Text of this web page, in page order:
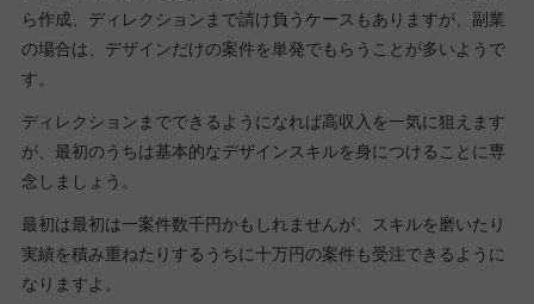
ら作成、ディレクションまで請け負うケースもありますが、副業
の場合は、デザインだけの案件を単発でもらうことが多いようで
す。
ディレクションまでできるようになれば高収入を一気に狙えます
が、最初のうちは基本的なデザインスキルを身につけることに専
念しましょう。
最初は最初は一案件数千円かもしれませんが、スキルを磨いたり
実績を積み重ねたりするうちに十万円の案件も受注できるように
なりますよ。